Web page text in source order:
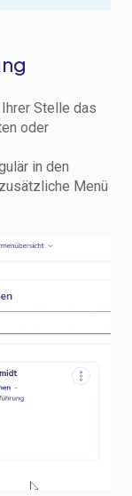
Stelle das
oder
in den
Menü